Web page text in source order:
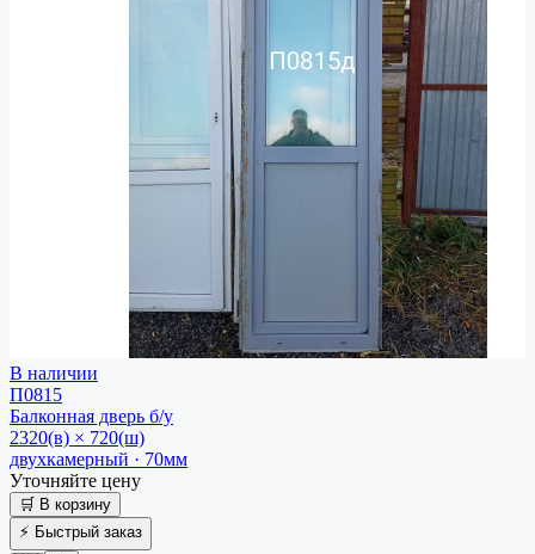
В наличии
П0815
Балконная дверь б/у
2320(в) × 720(ш)
двухкамерный · 70мм
Уточняйте цену
🛒 В корзину
⚡ Быстрый заказ